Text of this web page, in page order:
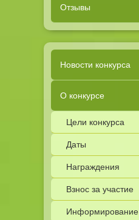
Отзывы
Новости конкурса
О конкурсе
Цели конкурса
Даты
Награждения
Взнос за участие
Информирование